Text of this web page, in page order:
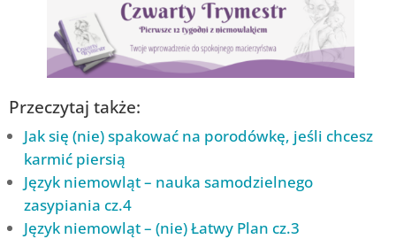
Przeczytaj także:
Jak się (nie) spakować na porodówkę, jeśli chcesz
karmić piersią
Język niemowląt – nauka samodzielnego
zasypiania cz.4
Język niemowląt – (nie) Łatwy Plan cz.3